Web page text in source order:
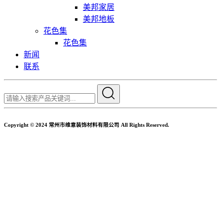
美邦家居
美邦地板
花色集
花色集
新闻
联系
Copyright © 2024 常州市维意装饰材料有限公司 All Rights Reserved.